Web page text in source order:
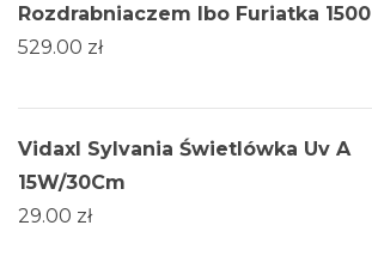
Rozdrabniaczem Ibo Furiatka 1500
529.00 zł
Vidaxl Sylvania Świetlówka Uv A
15W/30Cm
29.00 zł